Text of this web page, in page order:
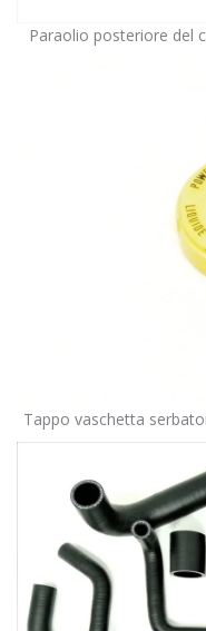
Paraolio posteriore del
Tappo vaschetta